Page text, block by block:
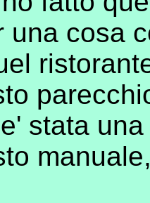
una cosa
stata